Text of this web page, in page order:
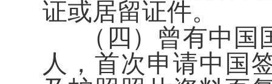
证或居留证件。
（四）曾有中国
人，首次申请中国